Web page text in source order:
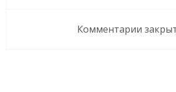
Комментарии